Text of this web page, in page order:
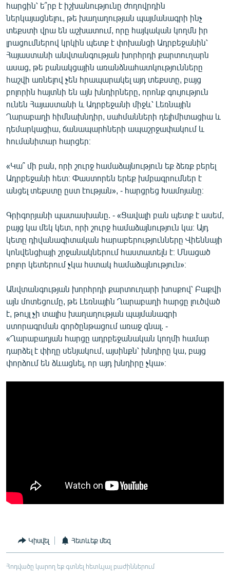
հարցին՝ ե՞րբ է իշխանությունը ժողովրդին
ներկայացնելու, թե խաղաղության պայմանագրի ինչ
տեքստի վրա են աշխատում, որը հայկական կողմն իր
լրացումներով կրկին պետք է փոխանցի Ադրբեջանին՝
Հայաստանի անվտանգության խորհրդի քարտուղարն
ասաց, թե բանակցային առանձնահատկությունները
հաշվի առնելով չեն հրապարակել այդ տեքստը, բայց
բոլորին հայտնի են այն խնդիրները, որոնք գույություն
ունեն Հայաստանի և Ադրբեջանի միջև՝ Լեռնային
Ղարաբաղի հիմնախնդիր, սահմանների դելիմիտացիա և
դեմարկացիա, ճանապարհների ապաշրջափակում և
հումանիտար հարցեր։
«Կա՞ մի բան, որի շուրջ համաձայնություն եք ձեռք բերել
Ադրբեջանի հետ։ Փաստորեն երեք խմբագրումներ է
անցել տեքստը ըստ էության», - հարցրեց Խամոյանը։
Գրիգորյանի պատասխանը. - «Ցավալի բան պետք է ասեմ,
բայց կա մեկ կետ, որի շուրջ համաձայնություն կա։ Այդ
կետը դիվանագիտական հարաբերությունները Վիեննայի
կոնվենցիայի շրջանակներում հաստատելն է։ Մնացած
բոլոր կետերում չկա հստակ համաձայնություն»։
Անվտանգության խորհրդի քարտուղարի խոսքով՝ Բաքվի
այն մոտեցումը, թե Լեռնային Ղարաբաղի հարցը լուծված
է, թույլ չի տալիս խաղաղության պայմանագրի
ստորագրման գործընթացում առաջ գնալ. -
«Ղարաբաղյան հարցը ադրբեջանական կողմի համար
դարձել է փիղը սենյակում, այսինքն՝ խնդիրը կա, բայց
փորձում են ձևացնել, որ այդ խնդիրը չկա»։
Կիսվել Հետևեք մեզ
Հոդվածը կարող եք գտնել հետևյալ բաժիններում